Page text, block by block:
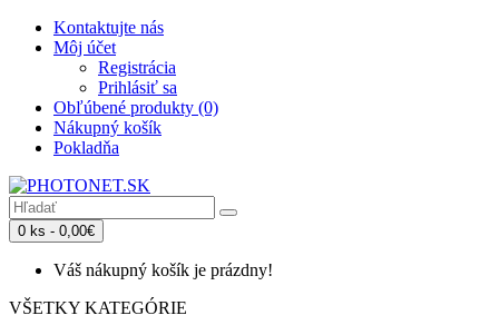
Kontaktujte nás
Môj účet
Registrácia
Prihlásiť sa
Obľúbené produkty (0)
Nákupný košík
Pokladňa
0 ks - 0,00€
Váš nákupný košík je prázdny!
VŠETKY KATEGÓRIE